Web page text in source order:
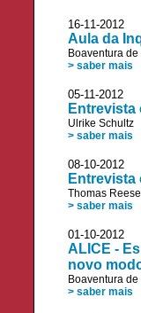
16-11-
Aula da
Boaventura
> saber mais
05-11-
Entrevista
Ulrike Schultz
> saber mais
08-10-
Entrevista
Thomas Reese
> saber mais
01-10-
ALICE -
novo
Boaventura
> saber mais